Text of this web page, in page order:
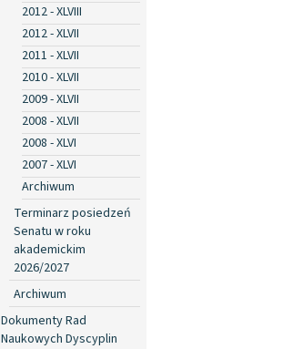
2012 - XLVIII
2012 - XLVII
2011 - XLVII
2010 - XLVII
2009 - XLVII
2008 - XLVII
2008 - XLVI
2007 - XLVI
Archiwum
Terminarz posiedzeń
Senatu w roku
akademickim
2026/2027
Archiwum
Dokumenty Rad
Naukowych Dyscyplin